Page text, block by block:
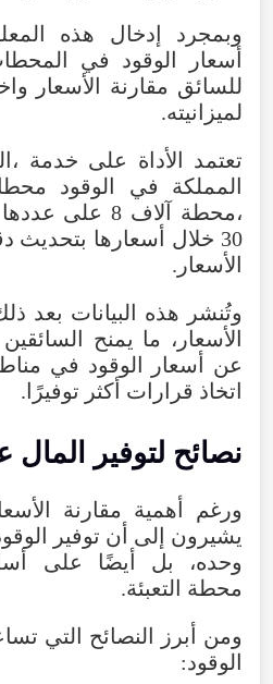
وبمجرد إدخال هذه
أسعار
الوقود في
للسائق مقارنة الأسعار
لميزانيته.
تعتمد الأداة على خدمة ،
الوقود في
المملكة
عددها على 8 آلاف محطة،
بتحديث أسعارها خلال 30
الأسعار .
وتُنشر
هذه البيانات بعد
الأسعار ، ما يمنح السائقين
عن أسعار الوقود في
اتخاذ قرارات أكثر توفيرًا.
نصائح لتوفير المال
ورغم أهمية مقارنة
يشيرون إلى أن توفير
وحده، بل أيضًا على
محطة التعبئة.
ومن أبرز النصائح التي
الوقود: